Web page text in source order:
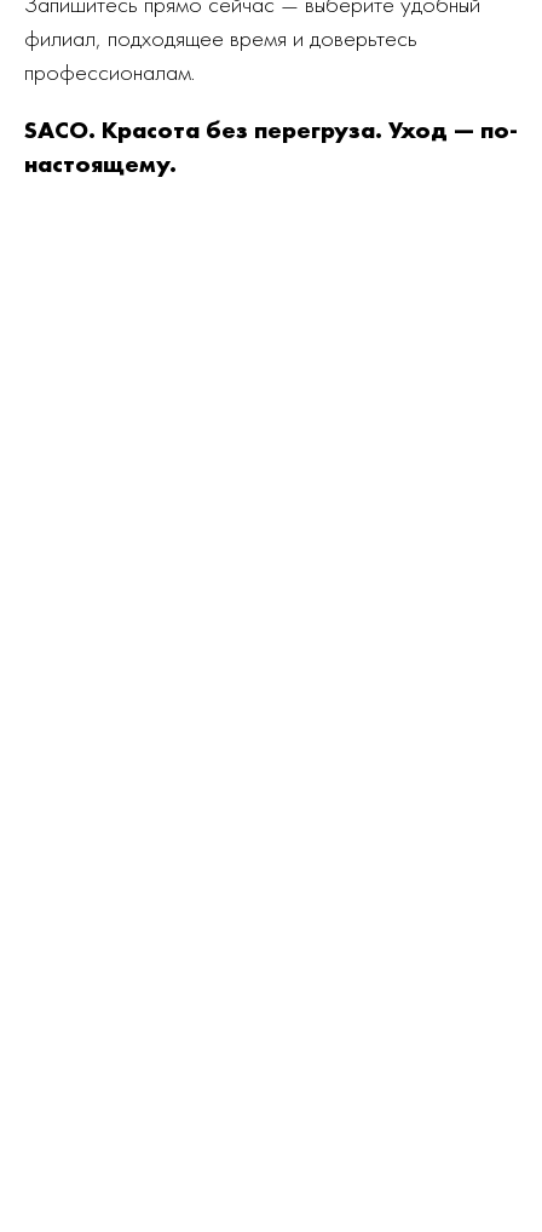
филиал, подходящее время и доверьтесь
профессионалам.
SACO. Красота без перегруза. Уход — по-
настоящему.